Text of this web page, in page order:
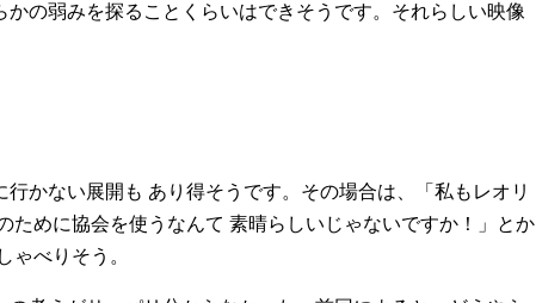
の弱みを探ることくらいはできそうです。それらしい映像
行かない展開も あり得そうです。その場合は、「私もレオリ
ために協会を使うなんて 素晴らしいじゃないですか！」とか
ゃべりそう。